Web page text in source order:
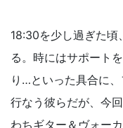
18:30を少し過ぎた
る。時にはサポート
り…といった具合に
行なう彼らだが、今
わちギター＆ヴォー